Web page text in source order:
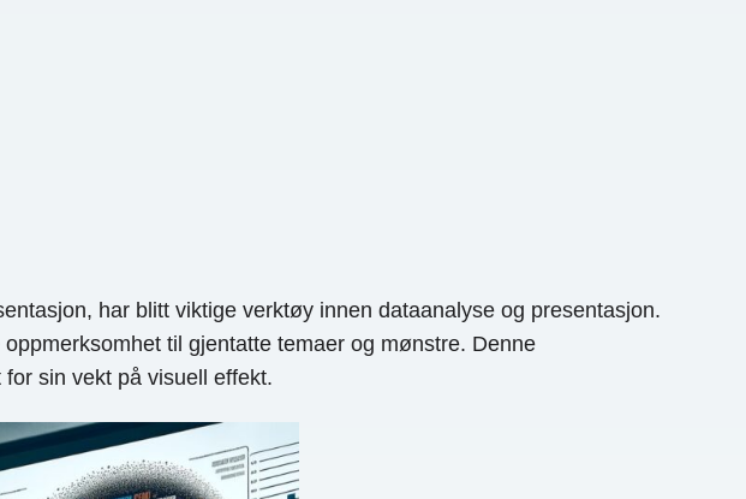
har blitt viktige verktøy innen dataanalyse og presentasjon.
til gjentatte temaer og mønstre. Denne
sin vekt på visuell effekt.